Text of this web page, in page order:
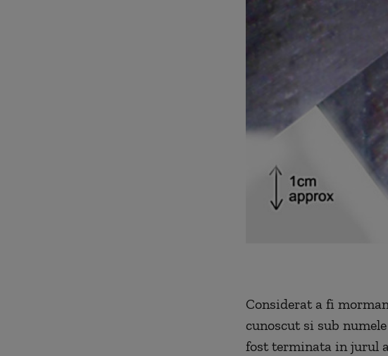
Considerat a fi
cunoscut si sub
fost terminata in jurul